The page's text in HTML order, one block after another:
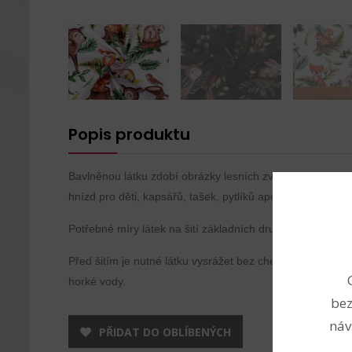
Popis produktu
Bavlněnou látku zdobí obrázky lesních zvířátek. Je
hnízd pro děti, kapsářů, tašek, pytlíků apod.
Potřebné míry látek na šití základních druhů oděvů
Před šitím je nutné látku vysrážet bez chemických
horké vody.
PŘIDAT DO OBLÍBENÝCH